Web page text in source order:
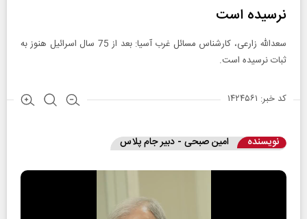
نرسیده است
سعدالله زارعی، کارشناس مسائل غرب آسیا: بعد از 75 سال اسرائیل هنوز به
ثبات نرسیده است.
کد خبر: ۱۴۲۴۵۶۱
نویسنده امین صبحی - دبیر جام پلاس